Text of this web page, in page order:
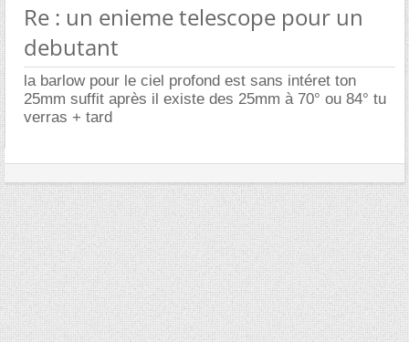
Re : un enieme telescope pour un
debutant
la barlow pour le ciel profond est sans intéret ton
25mm suffit après il existe des 25mm à 70° ou 84° tu
verras + tard